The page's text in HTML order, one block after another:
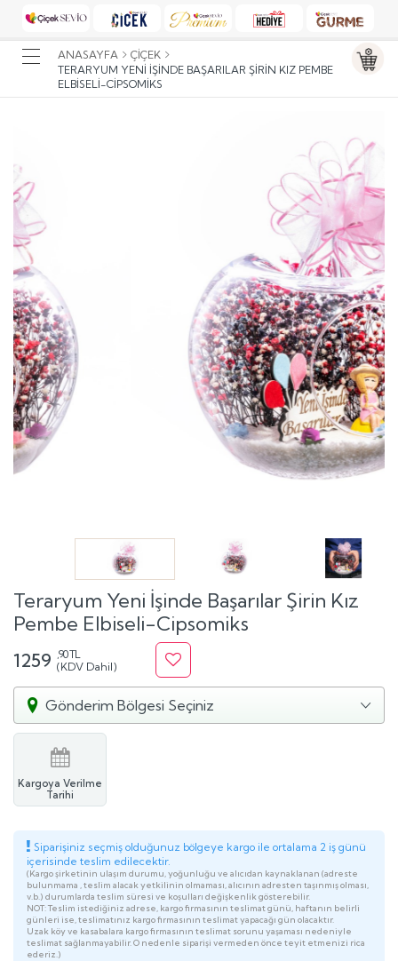
ANASAYFA
ÇIÇEK
TERARYUM YENI İŞINDE BAŞARILAR ŞIRIN KIZ PEMBE
ELBISELI-CIPSOMIKS
Teraryum Yeni İşinde Başarılar Şirin Kız
Pembe Elbiseli-Cipsomiks
1259 ,90 TL
(KDV Dahil)
Gönderim Bölgesi Seçiniz
Kargoya Verilme
Tarihi
Siparişiniz seçmiş olduğunuz bölgeye kargo ile ortalama 2 iş günü
içerisinde teslim edilecektir.
(Kargo şirketinin ulaşım durumu, yoğunluğu ve alıcıdan kaynaklanan (adreste
bulunmama , teslim alacak yetkilinin olmaması, alıcının adresten taşınmış olması,
v.b.) durumlarda teslim süresi ve koşulları değişkenlik gösterebilir.
NOT: Teslim istediğiniz adrese, kargo firmasının teslimat günü, haftanın belirli
günleri ise, teslimatınız kargo firmasının teslimat yapacağı gün olacaktır.
Uzak köy ve kasabalara kargo firmasının teslimat sorunu yaşaması nedeniyle
teslimat sağlanmayabilir. O nedenle siparişi vermeden önce teyit etmenizi rica
ederiz.)